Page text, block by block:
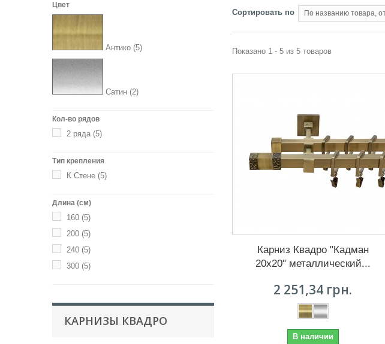
Цвет
Антико (5)
Сатин (2)
Кол-во рядов
2 ряда (5)
Тип крепления
К Стене (5)
Длина (см)
160 (5)
200 (5)
240 (5)
300 (5)
КАРНИЗЫ КВАДРО
Сортировать по
Показано 1 - 5 из 5 товаров
Карниз Квадро "Кадман
20х20" металлический...
2 251,34 грн.
В наличии